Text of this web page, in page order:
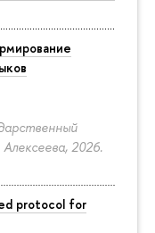
2026.
protocol for